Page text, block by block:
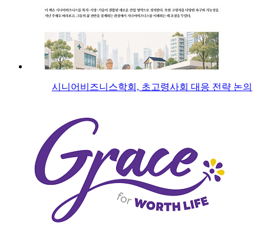
시니어비즈니스학회, 초고령사회 대응 전략 논의